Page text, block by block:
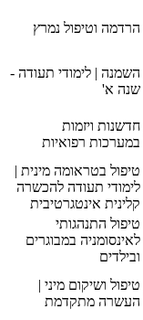
הרדמה וטיפול נמרץ
השמנה | לימודי תעודה -
שנה א'
חדשנות ויזמות
במערכות רפואיות
טיפול בטראומה מינית |
לימודי תעודה להכשרה
קלינית אינטגרטיבית
טיפול התנהגותי
לאינסומניה במבוגרים
ובילדים
טיפול ושיקום מיני |
העשרה מתקדמת